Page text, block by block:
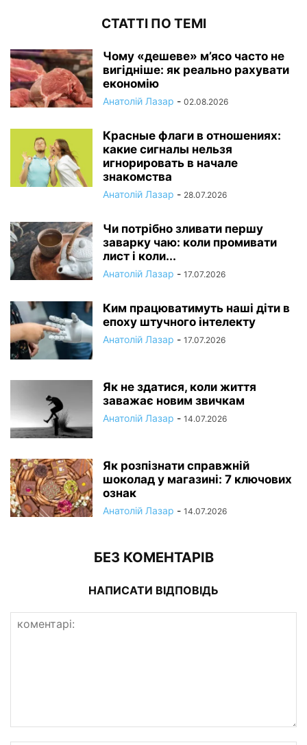
СТАТТІ ПО ТЕМІ
Чому «дешеве» м’ясо часто не
вигідніше: як реально рахувати
економію
Анатолій Лазар - 02.08.2026
Красные флаги в отношениях:
какие сигналы нельзя
игнорировать в начале
знакомства
Анатолій Лазар - 28.07.2026
Чи потрібно зливати першу
заварку чаю: коли промивати
лист і коли...
Анатолій Лазар - 17.07.2026
Ким працюватимуть наші діти в
епоху штучного інтелекту
Анатолій Лазар - 17.07.2026
Як не здатися, коли життя
заважає новим звичкам
Анатолій Лазар - 14.07.2026
Як розпізнати справжній
шоколад у магазині: 7 ключових
ознак
Анатолій Лазар - 14.07.2026
БЕЗ КОМЕНТАРІВ
НАПИСАТИ ВІДПОВІДЬ